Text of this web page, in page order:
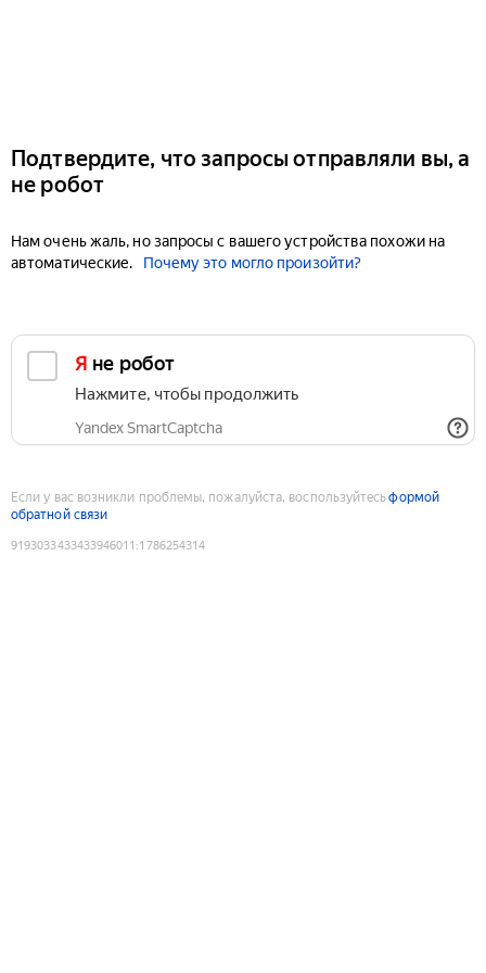
Подтвердите, что запросы отправляли вы, а
не робот
Нам очень жаль, но запросы с вашего устройства похожи на
автоматические.
Почему это могло произойти?
Я не робот
Нажмите, чтобы продолжить
Yandex SmartCaptcha
Если у вас возникли проблемы, пожалуйста, воспользуйтесьформой
обратной связи
9193033433433946011 :1786254314